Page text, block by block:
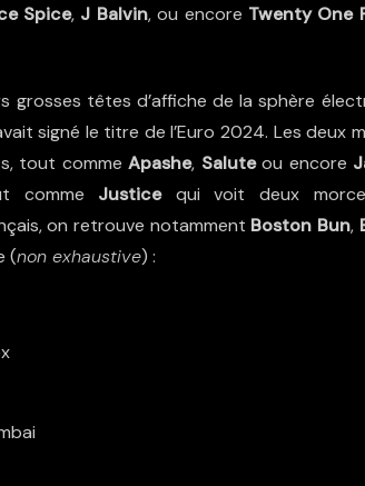
Spice, J Balvin, ou encore Twenty One
grosses têtes d’affiche de la sphère
signé le titre de l’Euro 2024. Les deux
tout commeApashe, Saluteou encore
comme Justice
qui voit deux
on retrouve notamment Boston Bun,
(non exhaustive) :